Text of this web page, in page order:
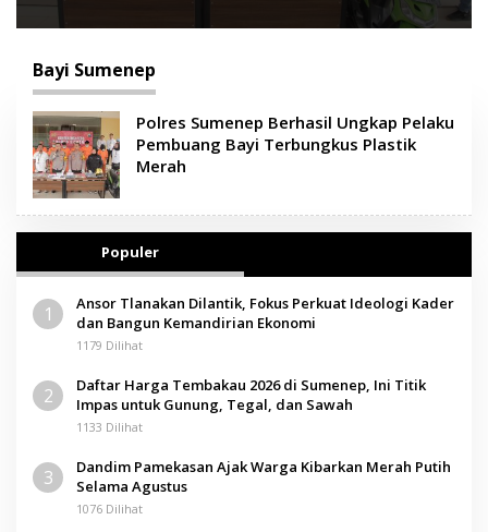
Bayi Sumenep
Polres Sumenep Berhasil Ungkap Pelaku
Pembuang Bayi Terbungkus Plastik
Merah
Populer
1
Ansor Tlanakan Dilantik, Fokus Perkuat Ideologi Kader
dan Bangun Kemandirian Ekonomi
1179 Dilihat
2
Daftar Harga Tembakau 2026 di Sumenep, Ini Titik
Impas untuk Gunung, Tegal, dan Sawah
1133 Dilihat
3
Dandim Pamekasan Ajak Warga Kibarkan Merah Putih
Selama Agustus
1076 Dilihat